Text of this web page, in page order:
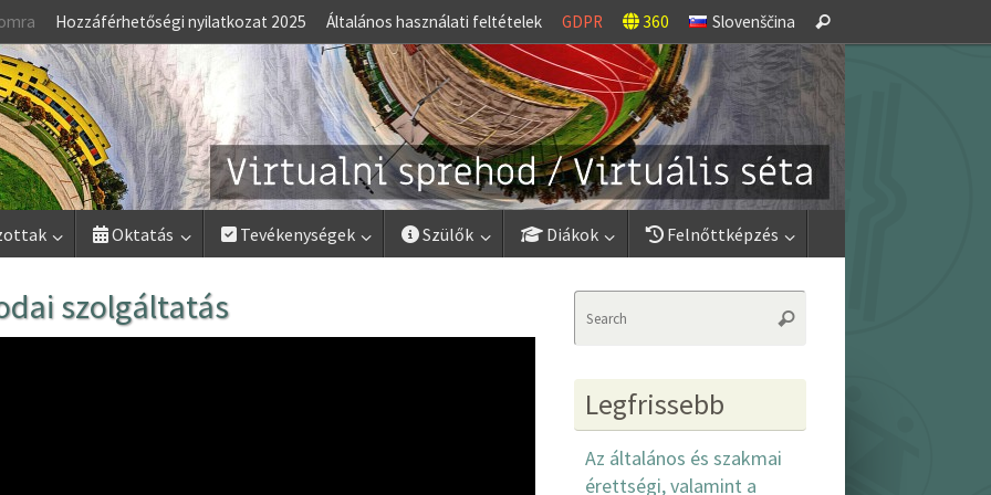
Hozzáférhetőségi nyilatkozat 2025 Általános használati feltételek GDPR 360 Slovenščina
for:
Search
Oktatás Tevékenységek Szülők Diákok Felnőttképzés
szolgáltatás Search
Legfrissebb
Az általános és szakmai
érettségi, valamint a